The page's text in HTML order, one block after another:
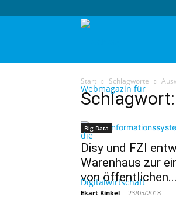
Start Schlagworte
Big Data
Disy und FZI
Warenhaus zur
von öffentlichen...
Ekart Kinkel - 23/05/2018